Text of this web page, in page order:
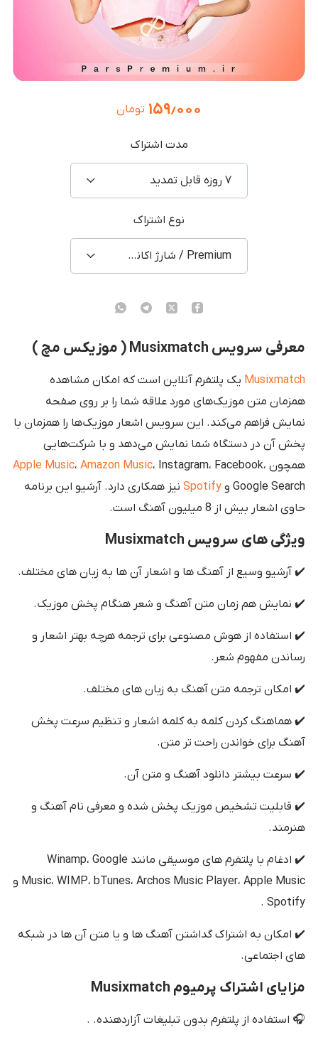
۱۵۹٫۰۰۰ تومان
مدت اشتراک
۷ روزه قابل تمدید
نوع اشتراک
Premium / شارژ اکانت شخصی
معرفی سرویس Musixmatch ( موزیکس مچ )
Musixmatch یک پلتفرم آنلاین است که امکان مشاهده
همزمان متن موزیک‌های مورد علاقه شما را بر روی صفحه
نمایش فراهم می‌کند. این سرویس اشعار موزیک‌ها را همزمان با
پخش آن در دستگاه شما نمایش می‌دهد و با شرکت‌هایی
همچون
Apple Music،Amazon Music، Instagram، Facebook،
Google Search و
Spotify نیز همکاری دارد. آرشیو این برنامه
حاوی اشعار بیش از 8 میلیون آهنگ است.
ویژگی های سرویس Musixmatch
✔️ آرشیو وسیع از آهنگ ها و اشعار آن ها به زبان های مختلف.
✔️ نمایش هم زمان متن آهنگ و شعر هنگام پخش موزیک.
✔️ استفاده از هوش مصنوعی برای ترجمه هرچه بهتر اشعار و
رساندن مفهوم شعر.
✔️ امکان ترجمه متن آهنگ به زبان های مختلف.
✔️ هماهنگ کردن کلمه به کلمه اشعار و تنظیم سرعت پخش
آهنگ برای خواندن راحت تر متن.
✔️ سرعت بیشتر دانلود آهنگ و متن آن.
✔️ قابلیت تشخیص موزیک پخش شده و معرفی نام آهنگ و
هنرمند.
✔️ ادغام با پلتفرم های موسیقی مانند Winamp، Google
Music، WIMP، bTunes، Archos Music Player، Apple Music و
Spotify .
✔️ امکان به اشتراک گداشتن آهنگ ها و یا متن آن ها در شبکه
های اجتماعی.
مزایای اشتراک پرمیوم Musixmatch
🎧 استفاده از پلتفرم بدون تبلیغات آزاردهنده. .